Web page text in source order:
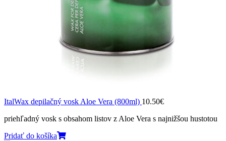
ItalWax depilačný vosk Aloe Vera (800ml) 10.50€
priehľadný vosk s obsahom listov z Aloe Vera s najnižšou hustotou
Pridať do košíka